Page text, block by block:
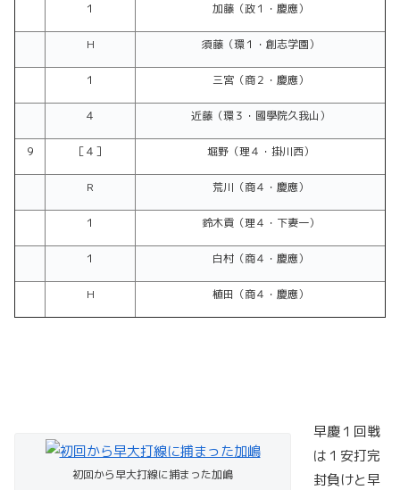
１ 加藤（政１・慶應）
H 須藤（環１・創志学園）
１ 三宮（商２・慶應）
４ 近藤（環３・國學院久我山）
９ ［４］ 堀野（理４・掛川西）
R 荒川（商４・慶應）
１ 鈴木貢（理４・下妻一）
１ 白村（商４・慶應）
H 植田（商４・慶應）
初回から早大打線に捕まった加嶋
早慶１回戦
は１安打完
封負けと早